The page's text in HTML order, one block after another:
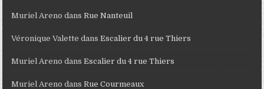
Muriel Areno dansRue Nanteuil
Véronique Valette dansEscalier du 4 rue Thiers
Muriel Areno dansEscalier du 4 rue Thiers
Muriel Areno dansRue Courmeaux